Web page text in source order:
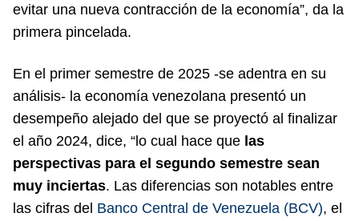
evitar una nueva contracción de la economía”, da la
primera pincelada.
En el primer semestre de 2025 -se adentra en su
análisis- la economía venezolana presentó un
desempeño alejado del que se proyectó al finalizar
el año 2024, dice, “lo cual hace que las
perspectivas para el segundo semestre sean
muy inciertas. Las diferencias son notables entre
las cifras del Banco Central de Venezuela (BCV), el